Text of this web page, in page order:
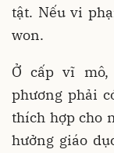
tật. Nếu vi
won.
Ở cấp vĩ
phương phải
thích hợp cho
hưởng giáo